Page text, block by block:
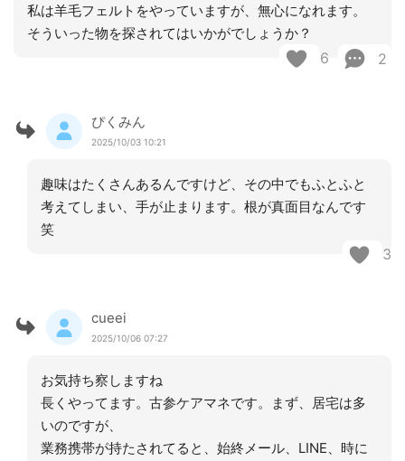
私は羊毛フェルトをやっていますが、無心になれます。
そういった物を探されてはいかがでしょうか？
6 2
ぴくみん
2025/10/03 10:21
趣味はたくさんあるんですけど、その中でもふとふと
考えてしまい、手が止まります。根が真面目なんです
笑
3
cueei
2025/10/06 07:27
お気持ち察しますね
長くやってます。古参ケアマネです。まず、居宅は多
いのですが、
業務携帯が持たされてると、始終メール、LINE、時に